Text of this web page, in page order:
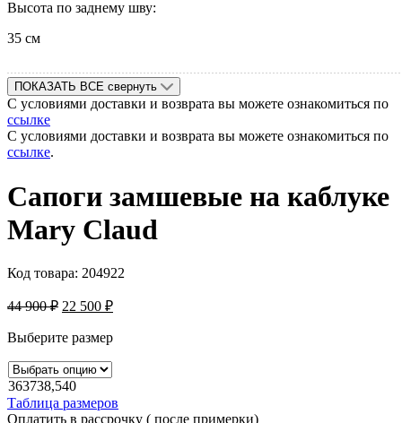
Высота по заднему шву:
35 см
ПОКАЗАТЬ ВСЕ свернуть
С условиями доставки и возврата вы можете ознакомиться по
ссылке
С условиями доставки и возврата вы можете ознакомиться по
ссылке.
Сапоги замшевые на каблуке
Mary Claud
Код товара: 204922
44 900₽ 22 500 ₽
Выберите размер
363738,540
Таблица размеров
Оплатить в рассрочку ( после примерки)